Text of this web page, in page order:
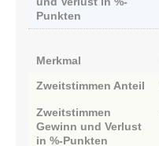
Punkten
Merkmal
Zweitstimmen Anteil
Zweitstimmen
Gewinn und Verlust
in %-Punkten